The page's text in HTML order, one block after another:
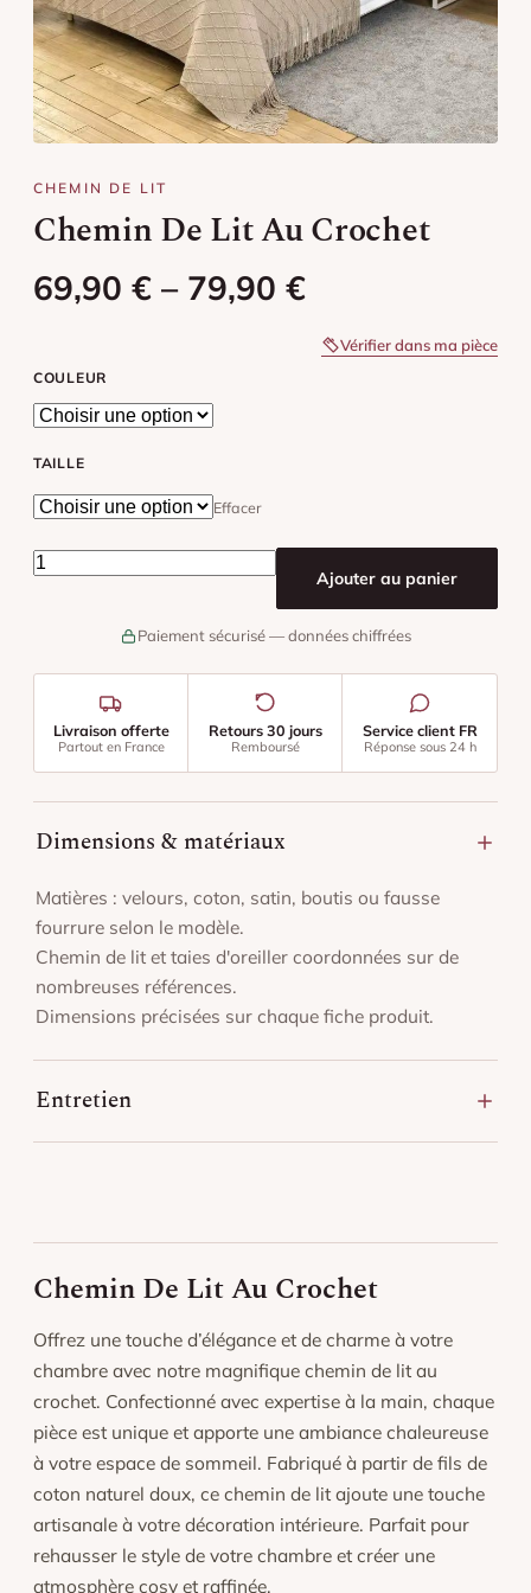
Chemin de lit jaune
Chemin de lit orange
Chemin de lit rose
Chemin de lit rouge
Chemin de lit marron
CHEMIN DE LIT
Chemin De Lit Au Crochet
69,90 € – 79,90 €
Plage de prix : 69,90 € à 79,90
Vérifier dans ma pièce
COULEUR
TAILLE
Effacer
quantité de Chemin De Lit Au Crochet
Ajouter au panier
Paiement sécurisé — données chiffrées
Livraison offerte
Partout en France
Retours 30 jours
Remboursé
Service client FR
Réponse sous 24 h
Dimensions & matériaux
Matières : velours, coton, satin, boutis ou fausse
fourrure selon le modèle.
Chemin de lit et taies d'oreiller coordonnées sur de
nombreuses références.
Dimensions précisées sur chaque fiche produit.
Entretien
Éviter l’exposition prolongée au soleil pour préserver
l’éclat des couleurs.
Chemin De Lit Au Crochet
Offrez une touche d’élégance et de charme à votre
chambre avec notre magnifique chemin de lit au
crochet. Confectionné avec expertise à la main, chaque
pièce est unique et apporte une ambiance chaleureuse
à votre espace de sommeil. Fabriqué à partir de fils de
coton naturel doux, ce chemin de lit ajoute une touche
artisanale à votre décoration intérieure. Parfait pour
rehausser le style de votre chambre et créer une
atmosphère cosy et raffinée.